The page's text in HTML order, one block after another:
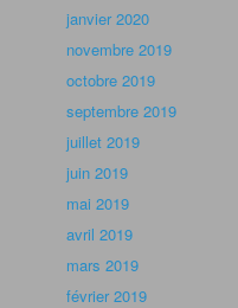
janvier 2020
novembre 2019
octobre 2019
septembre 2019
juillet 2019
juin 2019
mai 2019
avril 2019
mars 2019
février 2019